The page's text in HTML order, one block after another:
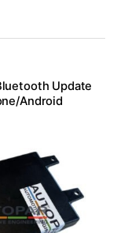
Update
Android